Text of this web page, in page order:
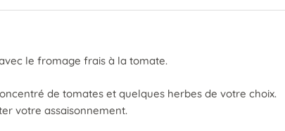
le fromage frais à la tomate.
de tomates et quelques herbes de votre choix.
votre assaisonnement.